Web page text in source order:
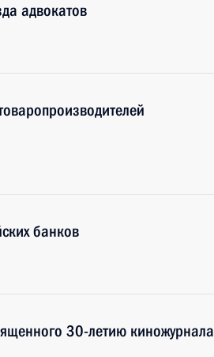
адвокатов
банков
30-летию киножурнала